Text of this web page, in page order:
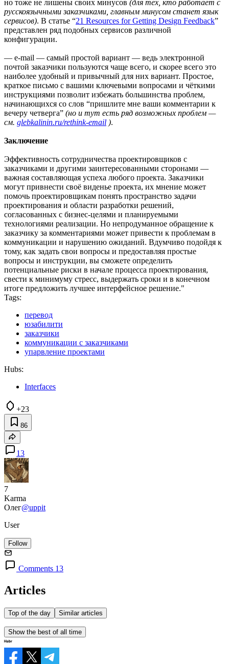
но тоже не лишены своих минусов (для тех, кто работает с
русскоязычными заказчиками, главным минусом станет язык
сервисов). В статье “21 Resources for Getting Design Feedback”
представлен ряд подобных сервисов различной
конфигурации.
— e-mail — самый простой вариант — ведь электронной
почтой заказчики пользуются чаще всего, и скорее всего это
наиболее удобный и привычный для них вариант. Простое,
краткое письмо с вашими ключевыми вопросами и чёткими
инструкциями позволит избежать большинства проблем,
начинающихся со слов “пришлите мне ваши комментарии к
вечеру четверга” (но и тут есть ряд возможных проблем —
см. glebkalinin.ru/rethink-email ).
Заключение
Эффективность сотрудничества проектировщиков с
заказчиками и другими заинтересованными сторонами —
важная составляющая успеха любого проекта. Заказчики
могут привнести своё виденье проекта, их мнение может
помочь проектировщикам понять пространство задачи
проектирования и области разработки решений,
согласованных с бизнес-целями и планируемыми
технологиями реализации. Но непродуманное обращение к
заказчику за комментариями может привести к проблемам в
коммуникации и нарушению ожиданий. Вдумчиво подойдя к
тому, как задать свои вопросы и предоставляя простые
вопросы и инструкции, вы сможете определить
потенциальные риски в начале процесса проектирования,
свести к минимуму стресс, выдержать сроки и в конечном
итоге предложить лучшее интерфейсное решение."
Tags:
перевод
юзабилити
заказчики
коммуникации с заказчиками
упарвление проектами
Hubs:
Interfaces
+23
86
13
7
Karma
Олег@uppit
User
Follow
Comments 13
Articles
Top of the day Similar articles
Show the best of all time